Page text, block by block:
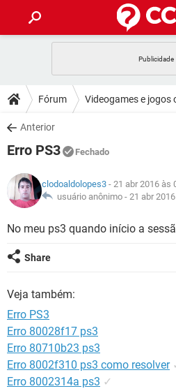
CELULAR
OUTLOOK
INSTAGRAM
GUIA DE COMPRAS
DICAS
JOGOS
INSTAGRAM
GUIA DE COMPRAS
DOWNLOADS
JOGOS
CELULAR
OUTLOOK
JOGOS
CELULAR
OUTLOOK
INSTAGRAM
GLOSSÁRIO
INSTAGRAM
GUIA DE COMPRAS
Fórum Videogames e jogos
Anterior
Erro PS3 Fechado
clodoaldolopes3 - 21 abr 2016 às
usuário anônimo - 21 abr
No meu ps3 quando início a
Share
Veja também:
Erro PS3
Erro 80028f17 ps3
Erro 80710b23 ps3
Erro 8002f310 ps3 como resolver
Erro 8002314a ps3 ✓